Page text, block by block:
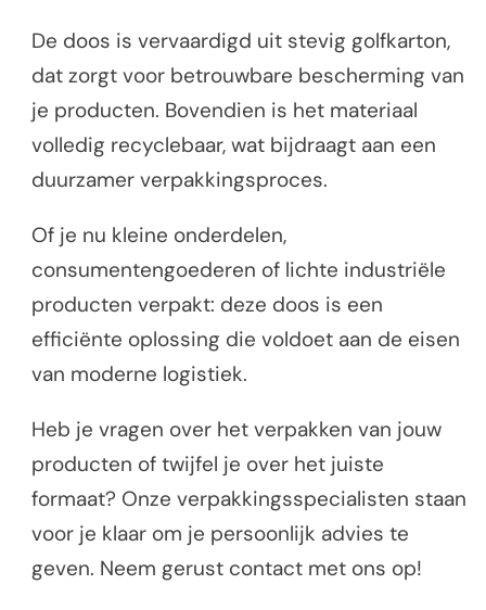
De doos is vervaardigd uit stevig golfkarton,
dat zorgt voor betrouwbare bescherming van
je producten. Bovendien is het materiaal
volledig recyclebaar, wat bijdraagt aan een
duurzamer verpakkingsproces.
Of je nu kleine onderdelen,
consumentengoederen of lichte industriële
producten verpakt: deze doos is een
efficiënte oplossing die voldoet aan de eisen
van moderne logistiek.
Heb je vragen over het verpakken van jouw
producten of twijfel je over het juiste
formaat? Onze verpakkingsspecialisten staan
voor je klaar om je persoonlijk advies te
geven. Neem gerust contact met ons op!